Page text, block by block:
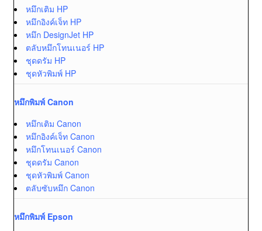
หมึกเติม HP
หมึกอิงค์เจ็ท HP
หมึก DesignJet HP
ตลับหมึกโทนเนอร์ HP
ชุดดรัม HP
ชุดหัวพิมพ์ HP
หมึกพิมพ์ Canon
หมึกเติม Canon
หมึกอิงค์เจ็ท Canon
หมึกโทนเนอร์ Canon
ชุดดรัม Canon
ชุดหัวพิมพ์ Canon
ตลับซับหมึก Canon
หมึกพิมพ์ Epson